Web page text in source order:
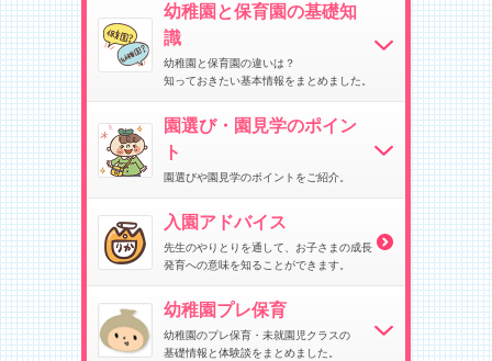
幼稚園と保育園の基礎知
識
幼稚園と保育園の違いは？
知っておきたい基本情報をまとめました。
園選び・園見学のポイン
ト
園選びや園見学のポイントをご紹介。
入園アドバイス
先生のやりとりを通して、お子さまの成長
発育への意味を知ることができます。
幼稚園プレ保育
幼稚園のプレ保育・未就園児クラスの
基礎情報と体験談をまとめました。